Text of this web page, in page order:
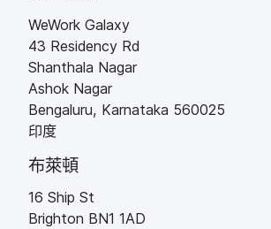
WeWork Galaxy
43 Residency Rd
Shanthala Nagar
Ashok Nagar
Bengaluru, Karnataka 560025
印度
布萊頓
16 Ship St
Brighton BN1 1AD